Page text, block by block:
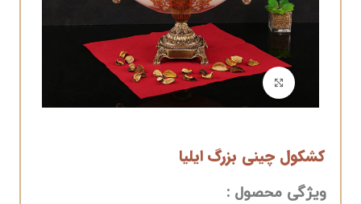
برای بزرگنمایی کلیک کنید
کشکول چینی بزرگ ایلیا
ویژگی محصول :